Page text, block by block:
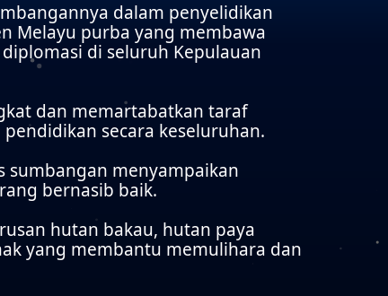
dalam penyelidikan
Melayu purba yang membawa
di seluruh Kepulauan
dan memartabatkan taraf
secara keseluruhan.
sumbangan menyampaikan
bernasib baik.
hutan bakau, hutan paya
yang membantu memulihara dan